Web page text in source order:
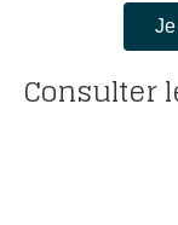
Consulter